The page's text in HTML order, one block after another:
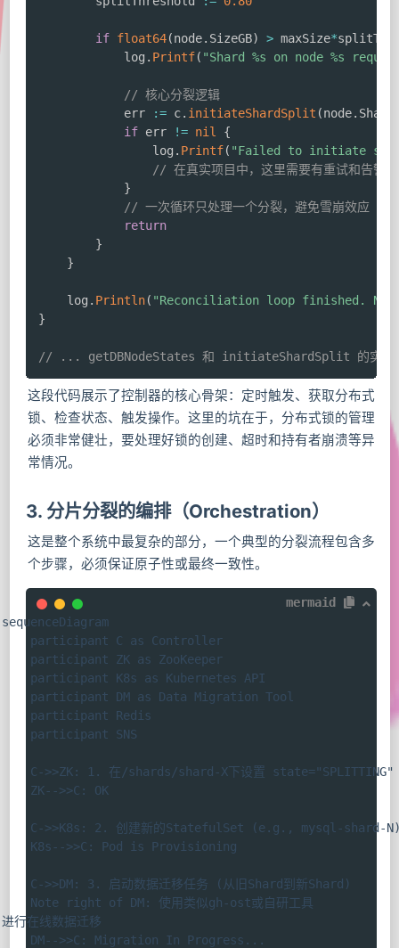
if float64(node. SizeGB) > maxSize*
			log
. Printf( "Shard %s on node %s
// 核心分裂逻辑
			err
:= c. initiateShardSplit (node.
if err != nil
{
				log
. Printf( "Failed to initiate
// 在真实项目中，这里需要有重试和告警
}
// 一次循环只处理一个分裂，避免雪崩效应
return
}
}
	log
. Println( "Reconciliation loop finished. No
}
// ... getDBNodeStates 和 initiateShardSplit 的实
这段代码展示了控制器的核心骨架：定时触发、获取分布式
锁、检查状态、触发操作。这里的坑在于，分布式锁的管理
必须非常健壮，要处理好锁的创建、超时和持有者崩溃等异
常情况。
3. 分片分裂的编排（Orchestration）
这是整个系统中最复杂的部分，一个典型的分裂流程包含多
个步骤，必须保证原子性或最终一致性。
mermaid
sequenceDiagram
    participant C as Controller
    participant ZK as ZooKeeper
    participant K8s as Kubernetes API
    participant DM as Data Migration Tool
    participant Redis
    participant SNS
    C->>ZK: 1. 在/shards/shard-X下设置 state="SPLITTING"
    ZK-->>C: OK
C->>K8s: 2. 创建新的StatefulSet (e.g., mysql-shard-
    K8s-->>C: Pod is Provisioning
    C->>DM: 3. 启动数据迁移任务 (从旧Shard到新Shard)
    Note right of DM: 使用类似gh-ost或自研工具
进行在线数据迁移
    DM-->>C: Migration In Progress...